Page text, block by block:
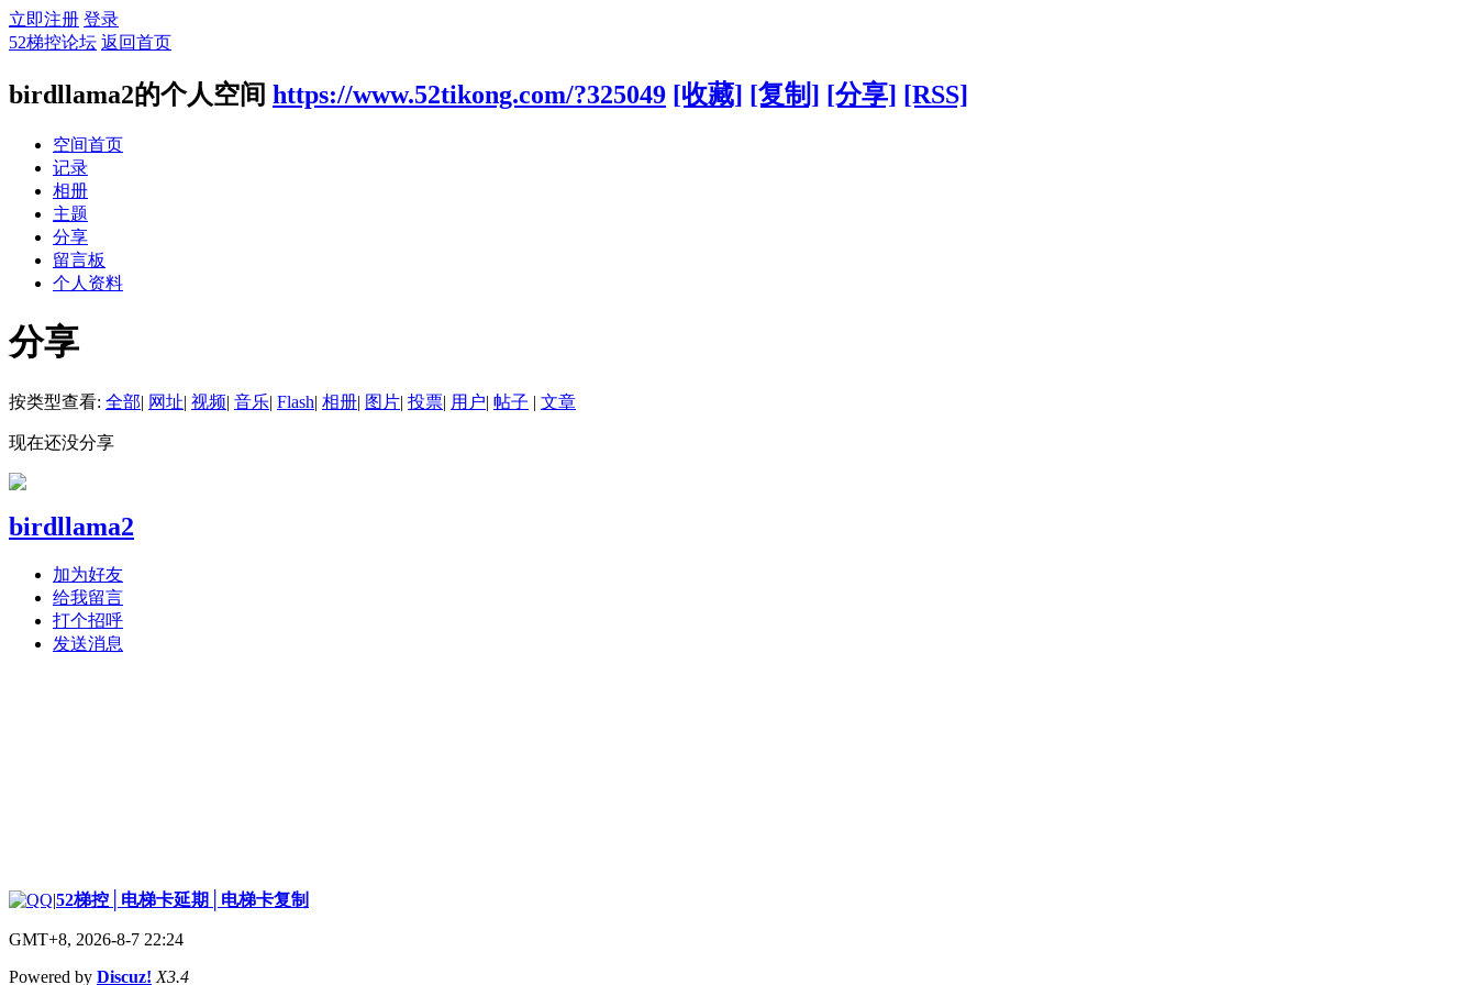
立即注册 登录
52梯控论坛 返回首页
birdllama2的个人空间 https://www.52tikong.com/?325049 [收藏] [复制] [分享] [RSS]
空间首页
记录
相册
主题
分享
留言板
个人资料
分享
按类型查看: 全部| 网址| 视频| 音乐| Flash| 相册| 图片| 投票| 用户| 帖子 | 文章
现在还没分享
birdllama2
加为好友
给我留言
打个招呼
发送消息
|52梯控│电梯卡延期│电梯卡复制
GMT+8, 2026-8-7 22:24
Powered by Discuz! X3.4